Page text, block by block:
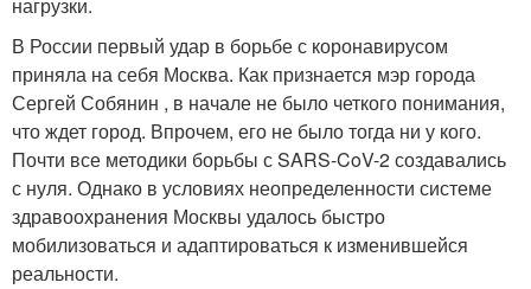
В России первый удар в борьбе с коронавирусом
приняла на себя Москва. Как признается мэр города
Сергей Собянин , в начале не было четкого понимания,
что ждет город. Впрочем, его не было тогда ни у кого.
Почти все методики борьбы с SARS-CoV-2 создавались
с нуля. Однако в условиях неопределенности системе
здравоохранения Москвы удалось быстро
мобилизоваться и адаптироваться к изменившейся
реальности.